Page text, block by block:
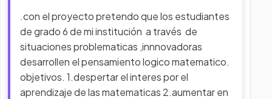
.con el proyecto pretendo que los estudiantes
de grado 6 de mi institución a través de
situaciones problematicas ,innnovadoras
desarrollen el pensamiento logico matematico.
objetivos. 1.despertar el interes por el
aprendizaje de las matematicas 2.aumentar en